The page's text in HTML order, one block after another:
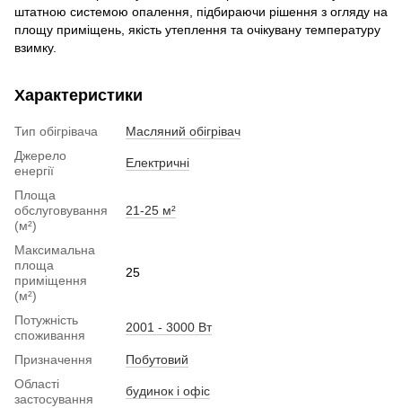
штатною системою опалення, підбираючи рішення з огляду на
площу приміщень, якість утеплення та очікувану температуру
взимку.
Характеристики
Тип обігрівача
Масляний обігрівач
Джерело
енергії
Електричні
Площа
обслуговування
(м²)
21-25 м²
Максимальна
площа
приміщення
(м²)
25
Потужність
споживання
2001 - 3000 Вт
Призначення
Побутовий
Області
застосування
будинок і офіс